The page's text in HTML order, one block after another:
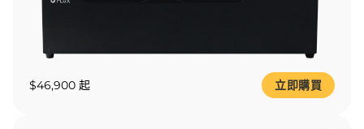
$46,900 起 立即購買